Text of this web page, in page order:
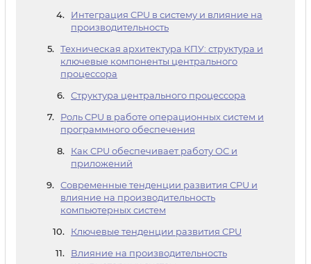
Интеграция CPU в систему и влияние на
производительность
Техническая архитектура КПУ: структура и
ключевые компоненты центрального
процессора
Структура центрального процессора
Роль CPU в работе операционных систем и
программного обеспечения
Как CPU обеспечивает работу ОС и
приложений
Современные тенденции развития CPU и
влияние на производительность
компьютерных систем
Ключевые тенденции развития CPU
Влияние на производительность